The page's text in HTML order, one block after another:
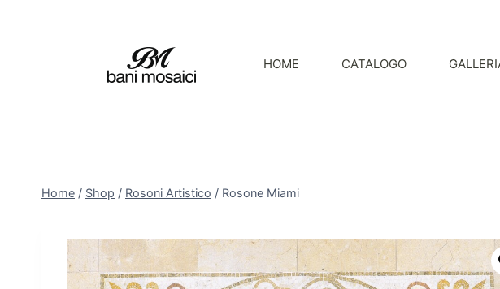
HOME CATALOGO
Home / Shop / Rosoni Artistico / Rosone Miami